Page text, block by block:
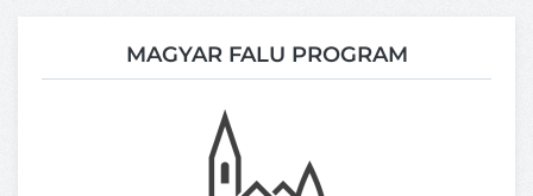
MAGYAR FALU PROGRAM